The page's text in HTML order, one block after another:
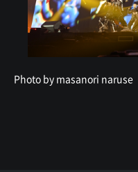
Photo by masanori naruse